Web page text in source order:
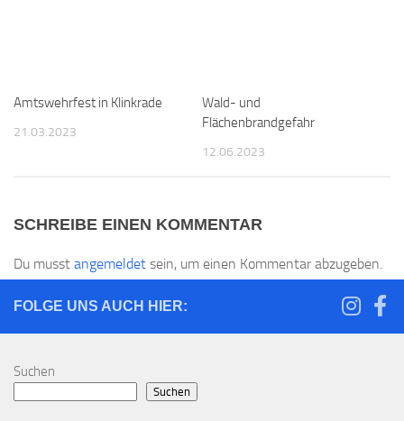
Amtswehrfest in Klinkrade
21.03.2023
Wald- und
Flächenbrandgefahr
12.06.2023
SCHREIBE EINEN KOMMENTAR
Du musst angemeldet sein, um einen Kommentar abzugeben.
FOLGE UNS AUCH HIER:
Suchen
Suchen